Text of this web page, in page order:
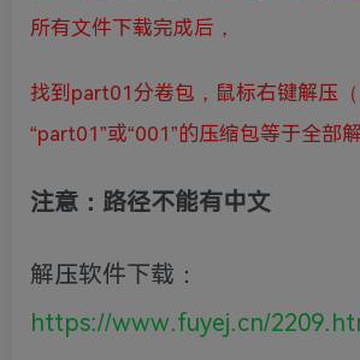
所有文件下载完成后，
找到part01分卷包，鼠标右键解压
“part01”或“001”的压缩包等于全部
注意：路径不能有中文
解压软件下载：
https://www.fuyej.cn/